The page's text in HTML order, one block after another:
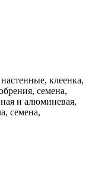
клеенка,
семена,
и алюминевая,
семена,